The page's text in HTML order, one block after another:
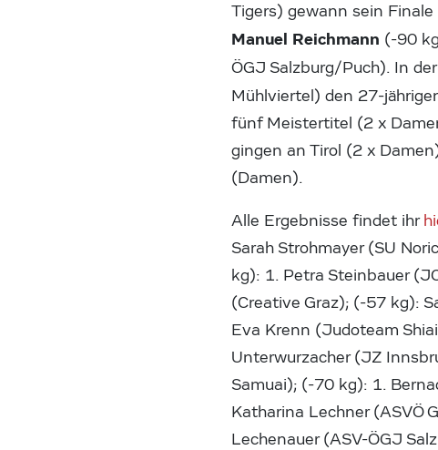
Tigers) gewann sein
Manuel Reichmann (-90
ÖGJ Salzburg/Puch). In
Mühlviertel) den 27-
fünf Meistertitel (2 x
gingen an Tirol (2 x
(Damen).
Alle Ergebnisse findet ihr
Sarah Strohmayer (SU
kg): 1. Petra Steinbauer
(Creative Graz); (-57 kg):
Eva Krenn (Judoteam
Unterwurzacher (JZ
Samuai); (-70 kg): 1.
Katharina Lechner (ASVÖ
Lechenauer (ASV-ÖGJ